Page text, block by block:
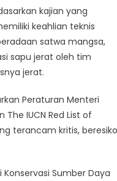
kajian yang
keahlian teknis
satwa mangsa,
sapu jerat oleh tim
jerat.
Peraturan Menteri
The IUCN Red List of
terancam kritis, beresiko
Sumber Daya